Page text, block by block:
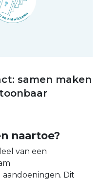
samen maken
naartoe?
van een
Dit